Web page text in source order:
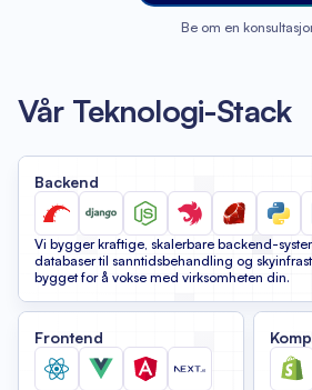
Be om en
Vår Teknologi-Stack
Backend
Vi bygger kraftige, skalerbare backend-
databaser til sanntidsbehandling og
bygget for å vokse med virksomheten din.
Frontend